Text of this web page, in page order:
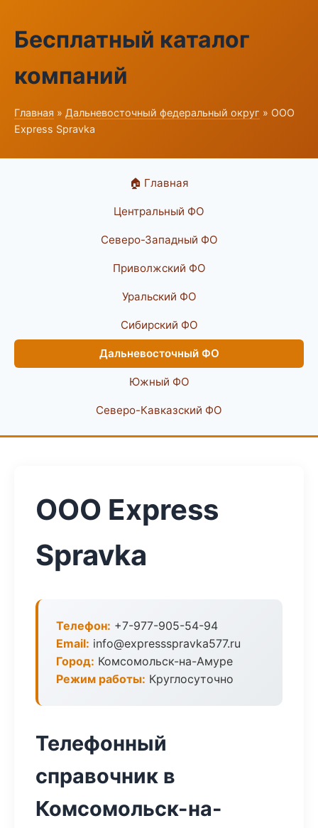
Бесплатный каталог
компаний
Главная » Дальневосточный федеральный округ » ООО
Express Spravka
🏠 Главная
Центральный ФО
Северо-Западный ФО
Приволжский ФО
Уральский ФО
Сибирский ФО
Дальневосточный ФО
Южный ФО
Северо-Кавказский ФО
ООО Express
Spravka
Телефон: +7-977-905-54-94
Email: info@expressspravka577.ru
Город: Комсомольск-на-Амуре
Режим работы: Круглосуточно
Телефонный
справочник в
Комсомольск-на-